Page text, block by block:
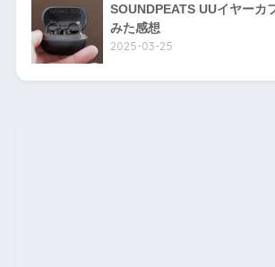
SOUNDPEATS UUイヤーカ
みた感想
2025-03-25